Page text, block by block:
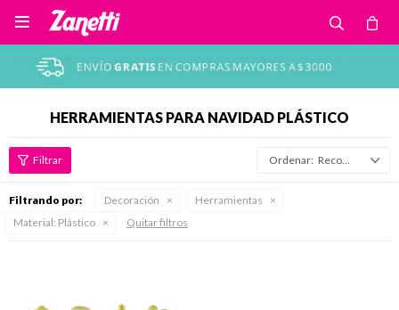

HERRAMIENTAS PARA NAVIDAD PLÁSTICO
Recomendados
Filtrando por: Decoración
Herramientas
Material: Plástico Quitar filtros